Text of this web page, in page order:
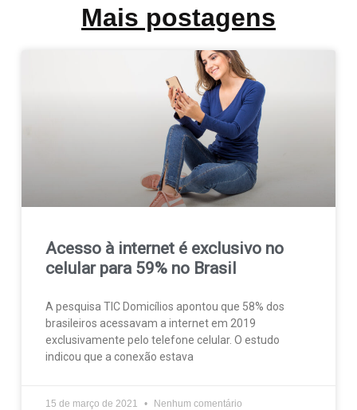
Mais postagens
Acesso à internet é exclusivo no
celular para 59% no Brasil
A pesquisa TIC Domicílios apontou que 58% dos
brasileiros acessavam a internet em 2019
exclusivamente pelo telefone celular. O estudo
indicou que a conexão estava
15 de março de 2021 Nenhum comentário